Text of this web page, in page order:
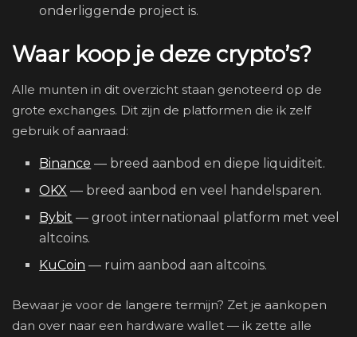
onderliggende project is.
Waar koop je deze crypto’s?
Alle munten in dit overzicht staan genoteerd op de
grote exchanges. Dit zijn de platformen die ik zelf
gebruik of aanraad:
Binance — breed aanbod en diepe liquiditeit.
OKX — breed aanbod en veel handelsparen.
Bybit — groot internationaal platform met veel
altcoins.
KuCoin — ruim aanbod aan altcoins.
Bewaar je voor de langere termijn? Zet je aankopen
dan over naar een hardware wallet — ik zette alle